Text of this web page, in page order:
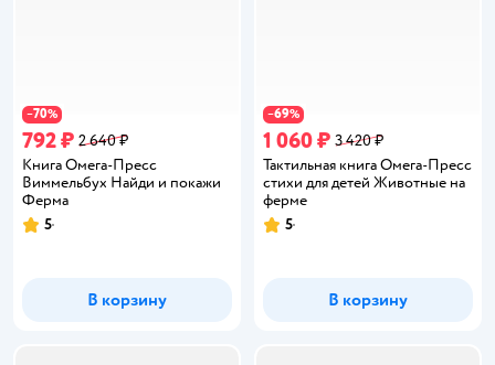
−70%
792 ₽ 2 640 ₽
Книга Омега-Пресс
Виммельбух Найди и покажи
Ферма
Рейтинг:
5
В корзину
−69%
1 060 ₽ 3 420 ₽
Тактильная книга Омега-Пресс
стихи для детей Животные на
ферме
Рейтинг:
5
В корзину